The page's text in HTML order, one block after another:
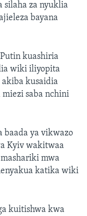
silaha za nyuklia
bayana
kuashiria
wiki iliyopita
kusaidia
saba nchini
baada ya vikwazo
Kyiv wakitwaa
mwa
katika wiki
kuitishwa kwa